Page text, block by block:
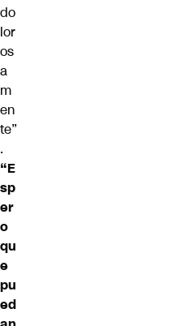
do
lor
os
a
m
en
te”
.
“E
sp
er
o
qu
e
pu
ed